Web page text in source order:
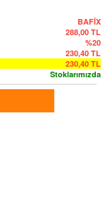
BAFİX
288,00 TL
%20
230,40 TL
230,40 TL
Stoklarımızda